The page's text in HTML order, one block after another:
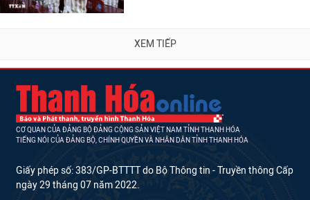
XEM TIẾP
CƠ QUAN CỦA ĐẢNG BỘ ĐẢNG CỘNG SẢN VIỆT NAM TỈNH THANH HÓA
TIẾNG NÓI CỦA ĐẢNG BỘ, CHÍNH QUYỀN VÀ NHÂN DÂN TỈNH THANH HÓA
Giấy phép số: 383/GP-BTTTT do Bộ Thông tin - Truyền thông Cấp
ngày 29 tháng 07 năm 2022.